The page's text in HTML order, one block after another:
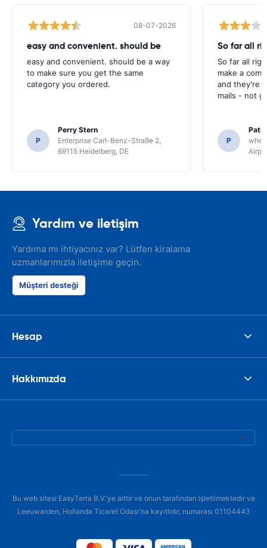
08-07-2026
easy and convenient. should be
easy and convenient. should be a way
to make sure you get the same
category you ordered.
P
Perry Stern
Enterprise Carl-Benz-Straße 2,
69115 Heidelberg, DE
So far all
So far all
make a
and they're
mails - not
P
Yardım ve iletişim
Yardıma mı ihtiyacınız var? Lütfen kiralama
uzmanlarımızla iletişime geçin.
Müşteri desteği
Hesap
Hakkımızda
Bu web sitesi EasyTerra B.V.'ye aittir ve onun tarafından işletilmektedir ve
Leeuwarden, Hollanda Ticaret Odası'na kayıtlıdır, numarası 01104443